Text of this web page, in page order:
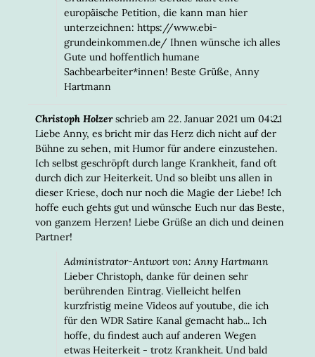
europäische Petition, die kann man hier
unterzeichnen: https://www.ebi-
grundeinkommen.de/ Ihnen wünsche ich alles
Gute und hoffentlich humane
Sachbearbeiter*innen! Beste Grüße, Anny
Hartmann
Christoph Holzerschrieb am 22. Januar 2021 um 04:21
Liebe Anny, es bricht mir das Herz dich nicht auf der
Bühne zu sehen, mit Humor für andere einzustehen.
Ich selbst geschröpft durch lange Krankheit, fand oft
durch dich zur Heiterkeit. Und so bleibt uns allen in
dieser Kriese, doch nur noch die Magie der Liebe! Ich
hoffe euch gehts gut und wünsche Euch nur das Beste,
von ganzem Herzen! Liebe Grüße an dich und deinen
Partner!
Administrator-Antwort von: Anny Hartmann
Lieber Christoph, danke für deinen sehr
berührenden Eintrag. Vielleicht helfen
kurzfristig meine Videos auf youtube, die ich
für den WDR Satire Kanal gemacht hab... Ich
hoffe, du findest auch auf anderen Wegen
etwas Heiterkeit - trotz Krankheit. Und bald
...DIESE